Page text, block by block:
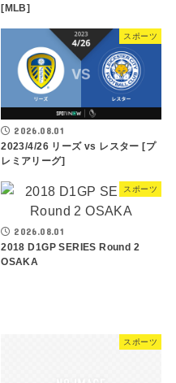
[MLB]
スポーツ
2026.08.01
2023/4/26 リーズ vs レスター [プ
レミアリーグ]
スポーツ
2026.08.01
2018 D1GP SERIES Round 2
OSAKA
スポーツ